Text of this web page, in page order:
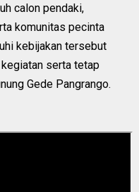
calon pendaki,
komunitas pecinta
kebijakan tersebut
serta tetap
Gede Pangrango.